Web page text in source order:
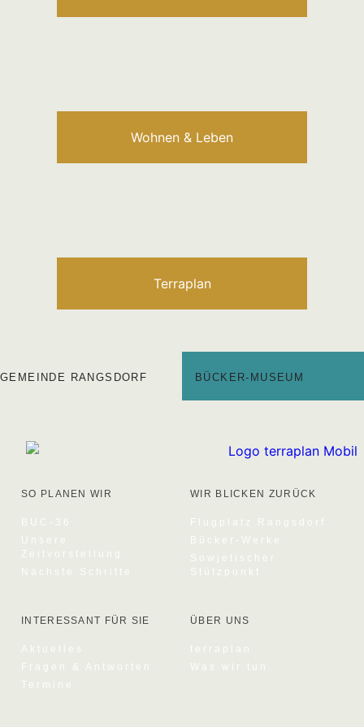
Wohnen & Leben
Terraplan
GEMEINDE RANGSDORF BÜCKER-MUSEUM
SO PLANEN WIR
BUC-36
Unsere
Zeitvorstellung
Nächste Schritte
WIR BLICKEN ZURÜCK
Flugplatz Rangsdorf
Bücker-Werke
Sowjetischer
Stützpunkt
INTERESSANT FÜR SIE
Aktuelles
Fragen & Antworten
Termine
ÜBER UNS
terraplan
Was wir tun